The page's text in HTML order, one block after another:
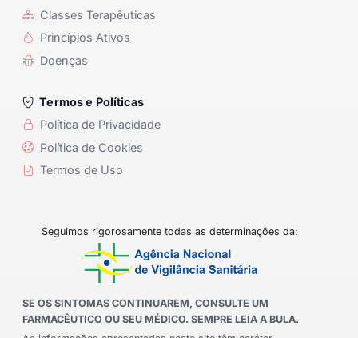
Classes Terapêuticas
Princípios Ativos
Doenças
Termos e Políticas
Política de Privacidade
Política de Cookies
Termos de Uso
Seguimos rigorosamente todas as determinações da:
SE OS SINTOMAS CONTINUAREM, CONSULTE UM
FARMACÊUTICO OU SEU MÉDICO. SEMPRE LEIA A BULA.